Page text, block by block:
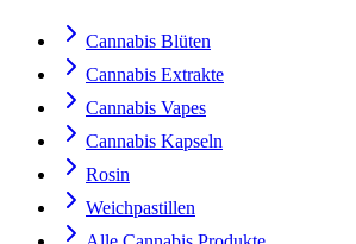
Cannabis Blüten
Cannabis Extrakte
Cannabis Vapes
Cannabis Kapseln
Rosin
Weichpastillen